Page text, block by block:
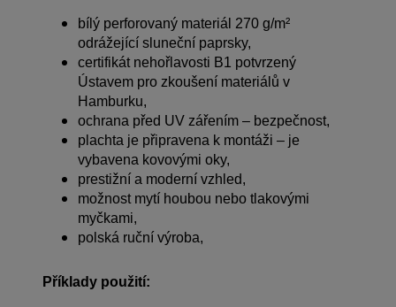
bílý perforovaný materiál 270 g/m²
odrážející sluneční paprsky,
certifikát nehořlavosti B1 potvrzený
Ústavem pro zkoušení materiálů v
Hamburku,
ochrana před UV zářením – bezpečnost,
plachta je připravena k montáži – je
vybavena kovovými oky,
prestižní a moderní vzhled,
možnost mytí houbou nebo tlakovými
myčkami,
polská ruční výroba,
Příklady použití: